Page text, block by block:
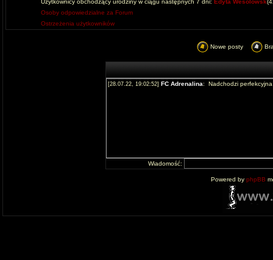
Użytkownicy obchodzący urodziny w ciągu następnych 7 dni: Edyta Wesolowsk
Osoby odpowiedzialne za Forum
Ostrzeżenia użytkowników
Nowe posty
Wiadomość:
Powered by phpBB